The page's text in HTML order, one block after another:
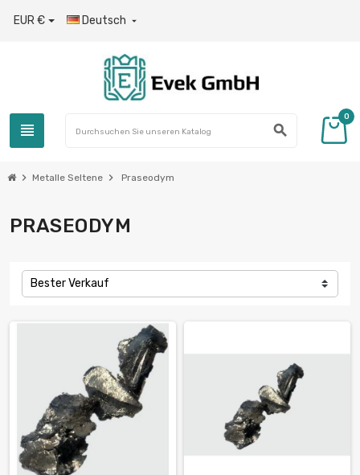
EUR € Deutsch 
view_headline search
0
chevron_right Metalle Seltene chevron_right Praseodym
PRASEODYM
Bester Verkauf